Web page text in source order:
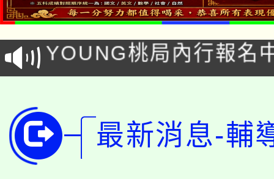
場熱烈登場!
8/21下午1時於龍潭區
徵才活動。
YOUNG桃局內行報名
局官網。
8月14至27日，桃園電
開!
田徑場及游泳池舉行。
桃園市低收入戶享有免
大園自造教育及科技中
最新消息-輔